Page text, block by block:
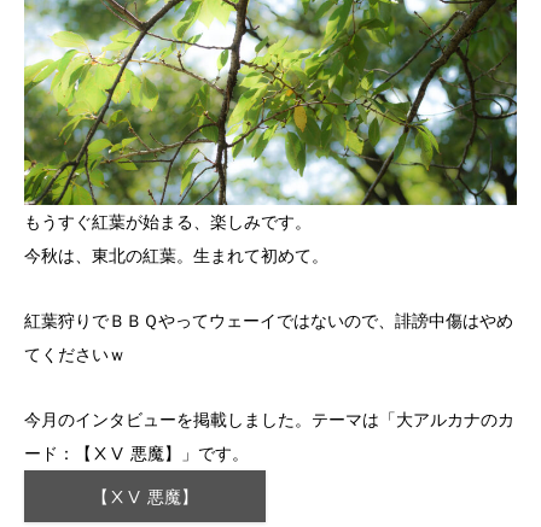
もうすぐ紅葉が始まる、楽しみです。
今秋は、東北の紅葉。生まれて初めて。
紅葉狩りでＢＢＱやってウェーイではないので、誹謗中傷はやめ
てくださいｗ
今月のインタビューを掲載しました。テーマは「大アルカナのカ
ード：【ⅩⅤ 悪魔】」です。
【ⅩⅤ 悪魔】